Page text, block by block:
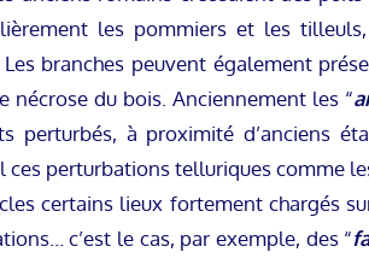
les pommiers et les
Les branches peuvent également
nécrose du bois. Anciennement les “
perturbés, à proximité d’anciens
ces perturbations telluriques comme
certains lieux fortement chargés
c’est le cas, par exemple, des “